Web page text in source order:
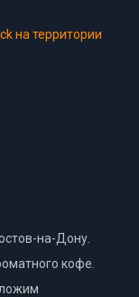
на территории
на-Дону.
кофе.